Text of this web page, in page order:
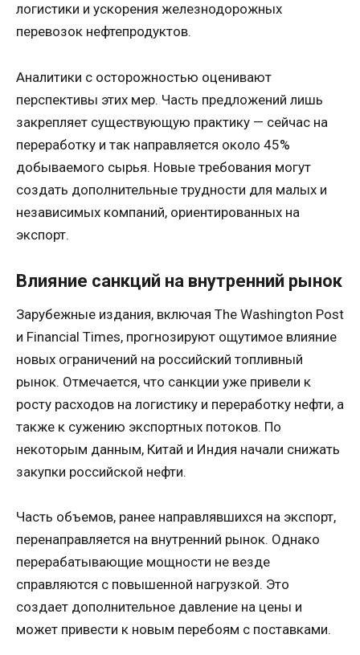
логистики и ускорения железнодорожных
перевозок нефтепродуктов.
Аналитики с осторожностью оценивают
перспективы этих мер. Часть предложений лишь
закрепляет существующую практику — сейчас на
переработку и так направляется около 45%
добываемого сырья. Новые требования могут
создать дополнительные трудности для малых и
независимых компаний, ориентированных на
экспорт.
Влияние санкций на внутренний рынок
Зарубежные издания, включая The Washington Post
и Financial Times, прогнозируют ощутимое влияние
новых ограничений на российский топливный
рынок. Отмечается, что санкции уже привели к
росту расходов на логистику и переработку нефти, а
также к сужению экспортных потоков. По
некоторым данным, Китай и Индия начали снижать
закупки российской нефти.
Часть объемов, ранее направлявшихся на экспорт,
перенаправляется на внутренний рынок. Однако
перерабатывающие мощности не везде
справляются с повышенной нагрузкой. Это
создает дополнительное давление на цены и
может привести к новым перебоям с поставками.